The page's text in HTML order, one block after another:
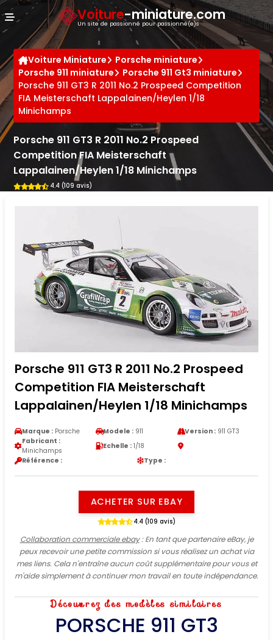
Voiture-miniature.com
Un site de passionné pour passionné(e)s
Voiture Miniature
Porsche miniature
Porsche 911 miniature
Porsche 911 Gt3 miniature
Porsche 911 GT3 R 2011 No.2 Prospeed Competition
FIA Meisterschaft Lappalainen/Heylen 1/18
Minichamps
Porsche 911 GT3 R 2011 No.2 Prospeed
Competition FIA Meisterschaft
Lappalainen/Heylen 1/18 Minichamps
4.4 (109 avis)
Porsche 911 GT3 R 2011 No.2 Prospeed
Competition FIA Meisterschaft
Lappalainen/Heylen 1/18 Minichamps
Marque : Porsche Modele : 911 Version :911 GT3
Fabricant :
Minichamps
Echelle : 1/18
Référence :
Type :
ACHETER SUR EBAY
4.4 (109 avis)
Collaboration commerciale ebay: En tant que partenaire eBay, je
peux recevoir une petite commission si vous réalisez un achat via
mes liens. Cela n'entraîne aucun coût supplémentaire pour vous et
m'aide simplement à continuer mon travail en toute indépendance.
Découvrez des modèles similaires
PORSCHE 911 GT3
Panneau de gestion des cookies